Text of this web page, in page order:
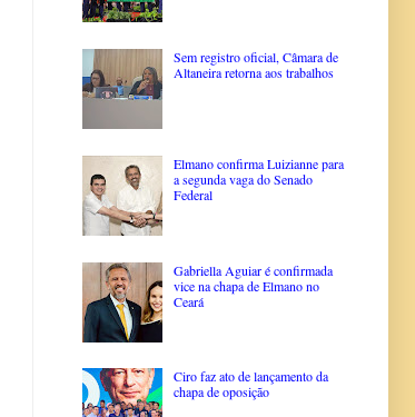
Sem registro oficial, Câmara de
Altaneira retorna aos trabalhos
Elmano confirma Luizianne para
a segunda vaga do Senado
Federal
Gabriella Aguiar é confirmada
vice na chapa de Elmano no
Ceará
Ciro faz ato de lançamento da
chapa de oposição